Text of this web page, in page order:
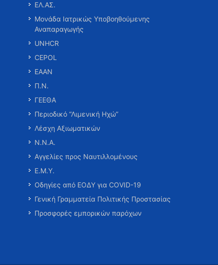
ΕΛ.ΑΣ.
Μονάδα Ιατρικώς Υποβοηθούμενης
Αναπαραγωγής
UNHCR
CEPOL
ΕΑΑΝ
Π.Ν.
ΓΕΕΘΑ
Περιοδικό “Λιμενική Ηχώ”
Λέσχη Αξιωματικών
Ν.Ν.Α.
Αγγελίες προς Ναυτιλλομένους
Ε.Μ.Υ.
Οδηγίες από ΕΟΔΥ για COVID-19
Γενική Γραμματεία Πολιτικής Προστασίας
Προσφορές εμπορικών παρόχων